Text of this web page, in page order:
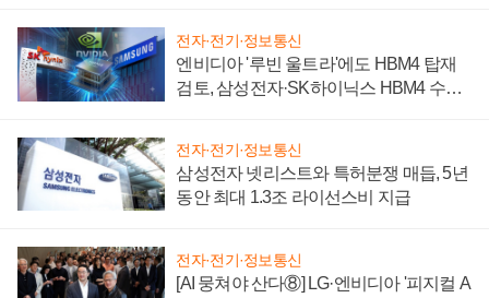
전자·전기·정보통신
엔비디아 '루빈 울트라'에도 HBM4 탑재
검토, 삼성전자·SK하이닉스 HBM4 수율
전자·전기·정보통신
삼성전자 넷리스트와 특허분쟁 매듭, 5년
동안 최대 1.3조 라이선스비 지급
전자·전기·정보통신
[AI 뭉쳐야 산다⑧] LG·엔비디아 '피지컬 A